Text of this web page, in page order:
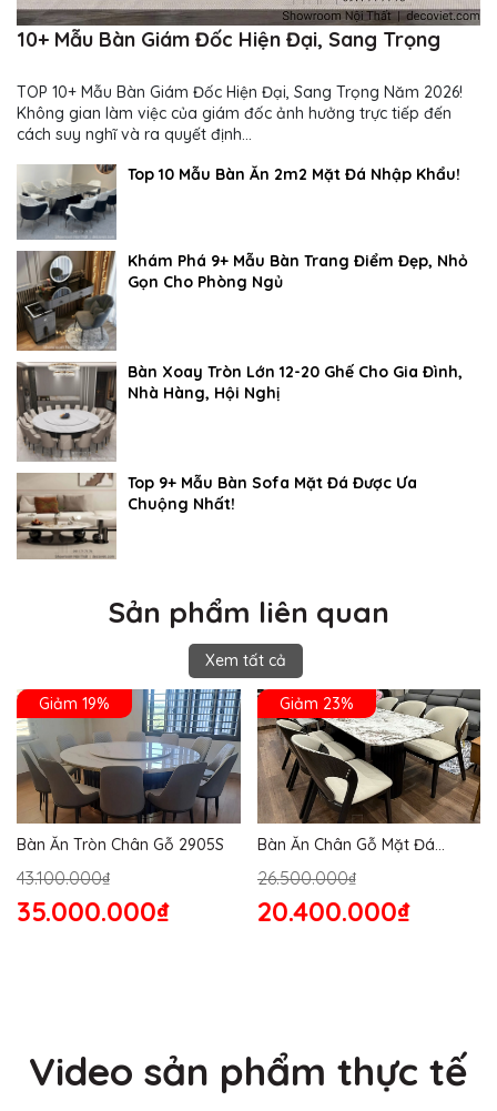
10+ Mẫu Bàn Giám Đốc Hiện Đại, Sang Trọng
TOP 10+ Mẫu Bàn Giám Đốc Hiện Đại, Sang Trọng Năm 2026!
Không gian làm việc của giám đốc ảnh hưởng trực tiếp đến
cách suy nghĩ và ra quyết định...
Top 10 Mẫu Bàn Ăn 2m2 Mặt Đá Nhập Khẩu!
Khám Phá 9+ Mẫu Bàn Trang Điểm Đẹp, Nhỏ
Gọn Cho Phòng Ngủ
Bàn Xoay Tròn Lớn 12-20 Ghế Cho Gia Đình,
Nhà Hàng, Hội Nghị
Top 9+ Mẫu Bàn Sofa Mặt Đá Được Ưa
Chuộng Nhất!
Sản phẩm liên quan
Xem tất cả
Giảm 19%
Bàn Ăn Tròn Chân Gỗ 2905S
43.100.000₫
35.000.000₫
Giảm 23%
Bàn Ăn Chân Gỗ Mặt Đá
26.500.000₫
20.400.000₫
Video sản phẩm thực tế